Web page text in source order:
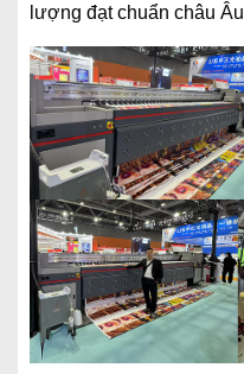
lượng đạt chuẩn châu Âu